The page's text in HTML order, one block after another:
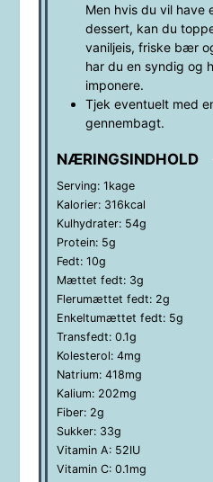
Men hvis du vil have
dessert, kan du
vaniljeis, friske bær
har du en syndig og
imponere.
Tjek eventuelt med
gennembagt.
NÆRINGSINDHOLD
Serving: 1kage
Kalorier: 316kcal
Kulhydrater: 54g
Protein: 5g
Fedt: 10g
Mættet fedt: 3g
Flerumættet fedt: 2g
Enkeltumættet fedt: 5g
Transfedt: 0.1g
Kolesterol: 4mg
Natrium: 418mg
Kalium: 202mg
Fiber: 2g
Sukker: 33g
Vitamin A: 52IU
Vitamin C: 0.1mg